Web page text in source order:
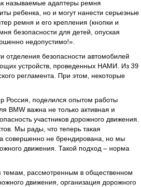
называемые адаптеры ремня
ребенка, но и могут нанести серьезные
ремня и его крепления (кнопки и
безопасности для детей, опуская
недопустимо!».
отделения безопасности автомобилей
устройств, проведенных НАМИ. Из 39
регламента. При этом, некоторые
Россия, поделился опытом работы
BMW важна не только активная и
участников дорожного движения.
Мы рады, что теперь такая
совершенно не брендирована, но мы
движения. Такой подход – норма
темам, рассмотренным в общественном
движения, организация дорожного